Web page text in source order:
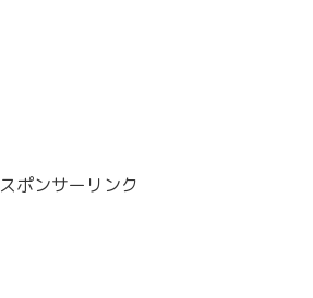
スポンサーリンク